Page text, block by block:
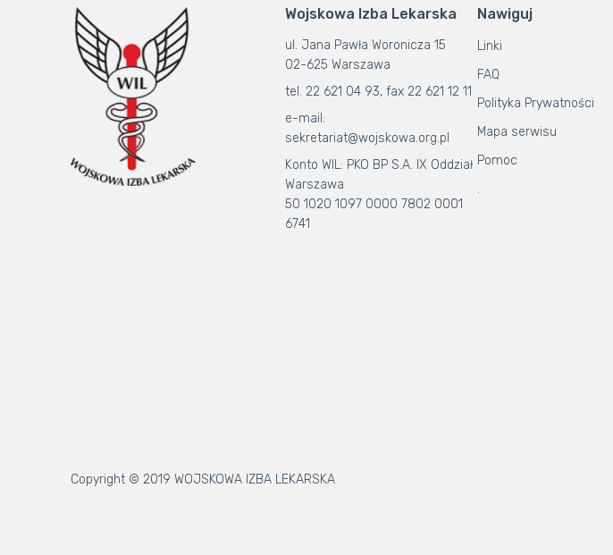
Wojskowa Izba Lekarska
ul. Jana Pawła Woronicza 15
02-625 Warszawa
tel. 22 621 04 93, fax 22 621 12 11
e-mail:
sekretariat@wojskowa.org.pl
Konto WIL: PKO BP S.A. IX Oddział
Warszawa
50 1020 1097 0000 7802 0001
6741
Nawiguj
Linki
FAQ
Polityka Prywatności
Mapa serwisu
Pomoc
.
Copyright © 2019 WOJSKOWA IZBA LEKARSKA